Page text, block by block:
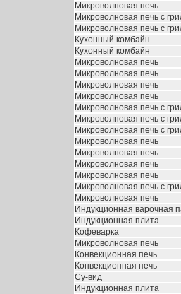
Микроволновая печь
Микроволновая печь с
Микроволновая печь с
Кухонный комбайн
Кухонный комбайн
Микроволновая печь
Микроволновая печь
Микроволновая печь
Микроволновая печь
Микроволновая печь с
Микроволновая печь с
Микроволновая печь с
Микроволновая печь
Микроволновая печь
Микроволновая печь
Микроволновая печь
Микроволновая печь с
Микроволновая печь
Индукционная варочная
Индукционная плита
Кофеварка
Микроволновая печь
Конвекционная печь
Конвекционная печь
Су-вид
Индукционная плита